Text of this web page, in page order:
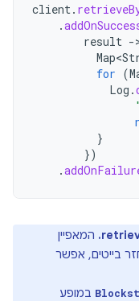
client.
.
result -
Map<
for (
Log .
}
})
.
המאפיין
בייטים, אפשר
במופע